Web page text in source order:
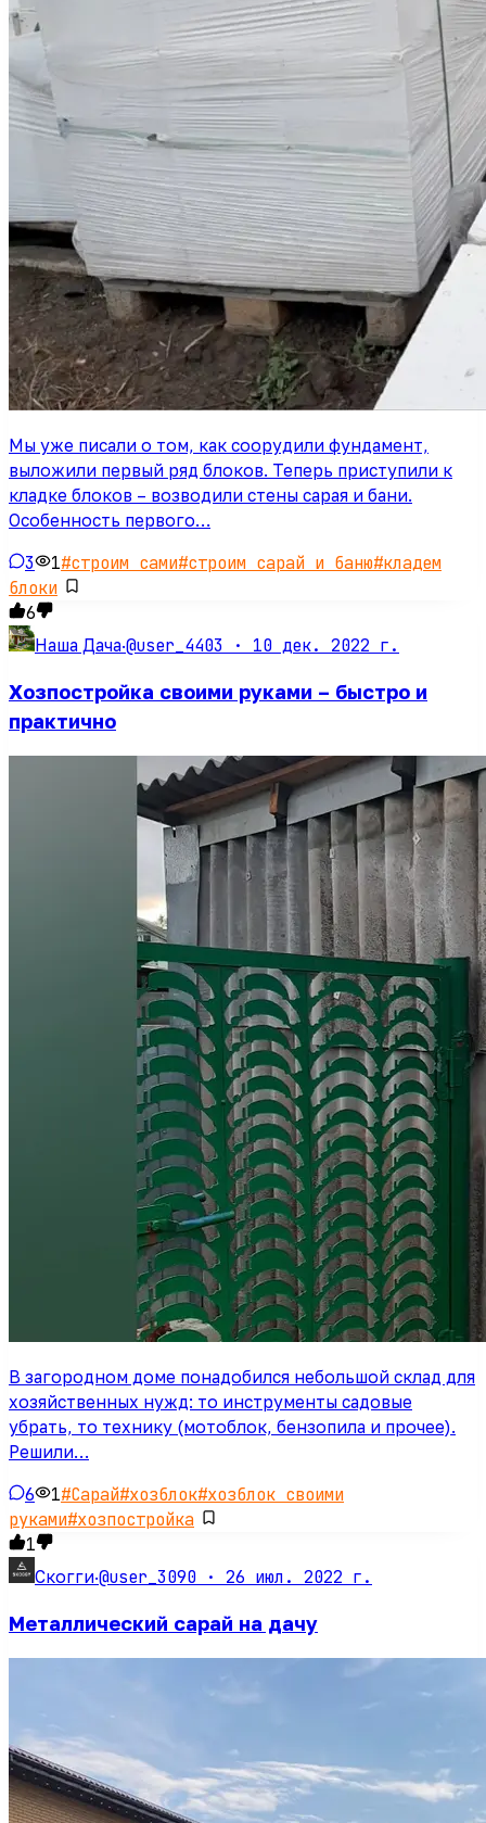
Мы уже писали о том, как соорудили фундамент,
выложили первый ряд блоков. Теперь приступили к
кладке блоков – возводили стены сарая и бани.
Особенность первого…
3 1#строим сами#строим сарай и баню#кладем
блоки
6
Наша Дача·@user_4403 · 10 дек. 2022 г.
Хозпостройка своими руками – быстро и
практично
В загородном доме понадобился небольшой склад для
хозяйственных нужд: то инструменты садовые
убрать, то технику (мотоблок, бензопила и прочее).
Решили…
6 1#Сарай#хозблок#хозблок своими
руками#хозпостройка
1
Скогги·@user_3090 · 26 июл. 2022 г.
Металлический сарай на дачу